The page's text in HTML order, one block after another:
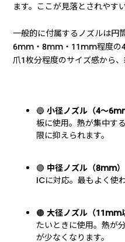
ます。ここが見落とされやす
一般的に付属するノズルは円
6mm・8mm・11mm程度の
爪1枚分程度のサイズ感から
🔵小径ノズル（4〜
板に使用。熱が集中す
限に抑えられます。
🟣 中径ノズル（8mm）
ICに対応。最もよく使
🟤大径ノズル（11mm
たいときに使用。熱が
が少なくなります。